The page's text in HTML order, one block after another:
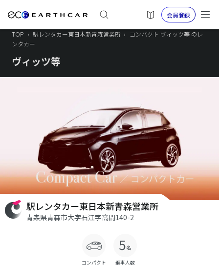
会員登録
TOP › 駅レンタカー東日本新青森営業所 ›
コンパクト ヴィッツ等 のレ
ンタカー
ヴィッツ等
駅レンタカー東日本新青森営業所
青森県青森市大字石江字高間140-2
コンパクト 乗車人数